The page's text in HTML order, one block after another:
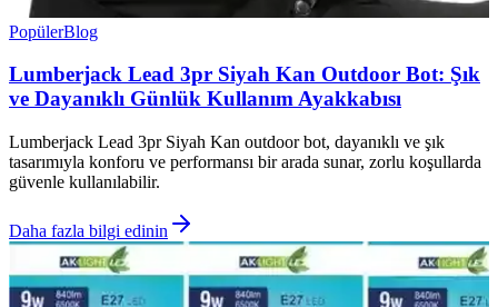
PopülerBlog
Lumberjack Lead 3pr Siyah Kan Outdoor Bot: Şık
ve Dayanıklı Günlük Kullanım Ayakkabısı
Lumberjack Lead 3pr Siyah Kan outdoor bot, dayanıklı ve şık
tasarımıyla konforu ve performansı bir arada sunar, zorlu koşullarda
güvenle kullanılabilir.
Daha fazla bilgi edinin